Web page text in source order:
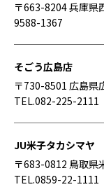
〒663-8204 兵庫県
9588-1367
そごう広島店
〒730-8501 広島県
TEL.082-225-2111
JU米子タカシマヤ
〒683-0812 鳥取県
TEL.0859-22-1111